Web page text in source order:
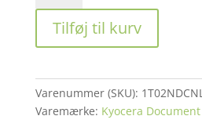
TASKalfa
5052ci
toner
20K
antal
Tilføj til kurv
Varenummer (SKU):
Varemærke: Kyocera